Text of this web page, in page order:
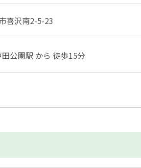
喜沢南2-5-23
公園駅 から 徒歩15分